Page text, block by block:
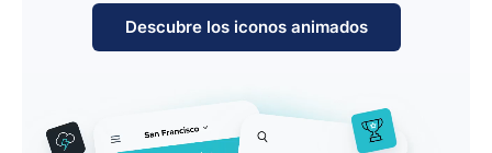
Descubre los iconos animados